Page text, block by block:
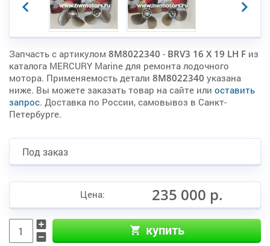
Запчасть с артикулом 8M8022340 - BRV3 16 X 19 LH F из
каталога MERCURY Marine для ремонта лодочного
мотора. Применяемость детали 8M8022340 указана
ниже. Вы можете заказать товар на сайте или оставить
запрос. Доставка по России, самовывоз в Санкт-
Петербурге.
Под заказ
Цена: 235 000 р.
купить